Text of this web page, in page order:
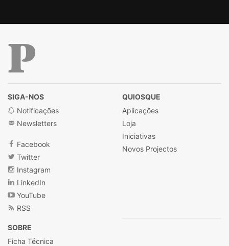
SIGA-NOS
Notificações
Newsletters
Facebook
Twitter
Instagram
LinkedIn
YouTube
RSS
QUIOSQUE
Aplicações
Loja
Iniciativas
Novos Projectos
SOBRE
Ficha Técnica